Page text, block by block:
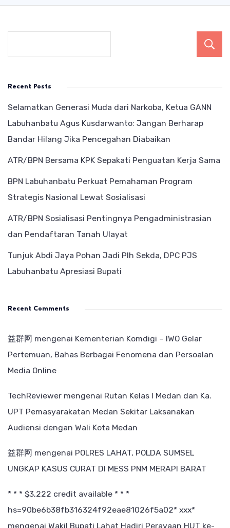
Recent Posts
Selamatkan Generasi Muda dari Narkoba, Ketua GANN
Labuhanbatu Agus Kusdarwanto: Jangan Berharap
Bandar Hilang Jika Pencegahan Diabaikan
ATR/BPN Bersama KPK Sepakati Penguatan Kerja Sama
BPN Labuhanbatu Perkuat Pemahaman Program
Strategis Nasional Lewat Sosialisasi
ATR/BPN Sosialisasi Pentingnya Pengadministrasian
dan Pendaftaran Tanah Ulayat
Tunjuk Abdi Jaya Pohan Jadi Plh Sekda, DPC PJS
Labuhanbatu Apresiasi Bupati
Recent Comments
益群网 mengenai Kementerian Komdigi – IWO Gelar
Pertemuan, Bahas Berbagai Fenomena dan Persoalan
Media Online
TechReviewer mengenai Rutan Kelas I Medan dan Ka.
UPT Pemasyarakatan Medan Sekitar Laksanakan
Audiensi dengan Wali Kota Medan
益群网 mengenai POLRES LAHAT, POLDA SUMSEL
UNGKAP KASUS CURAT DI MESS PNM MERAPI BARAT
* * * $3,222 credit available * * *
hs=90be6b38fb316324f92eae81026f5a02* ххх*
mengenai Wakil Bupati Lahat Hadiri Perayaan HUT ke-